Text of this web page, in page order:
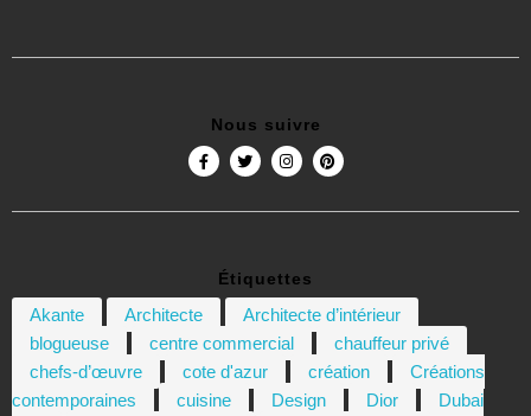
Nous suivre
Étiquettes
Akante Architecte
Architecte d’intérieur
blogueuse
centre commercial
chauffeur privé
chefs-d’œuvre
cote d'azur création
Créations
contemporaines
cuisine Design Dior
Dubai